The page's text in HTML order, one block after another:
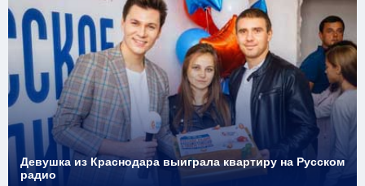
Девушка из Краснодара выиграла квартиру на Русском
радио